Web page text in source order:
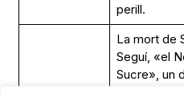
perill.
La mort de
Seguí, «el
Sucre», un